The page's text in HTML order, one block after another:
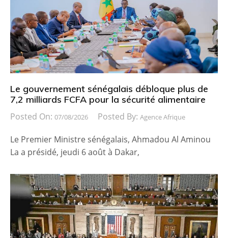
Le gouvernement sénégalais débloque plus de
7,2 milliards FCFA pour la sécurité alimentaire
Posted On: 07/08/2026 Posted By: Agence Afrique
Le Premier Ministre sénégalais, Ahmadou Al Aminou
La a présidé, jeudi 6 août à Dakar,